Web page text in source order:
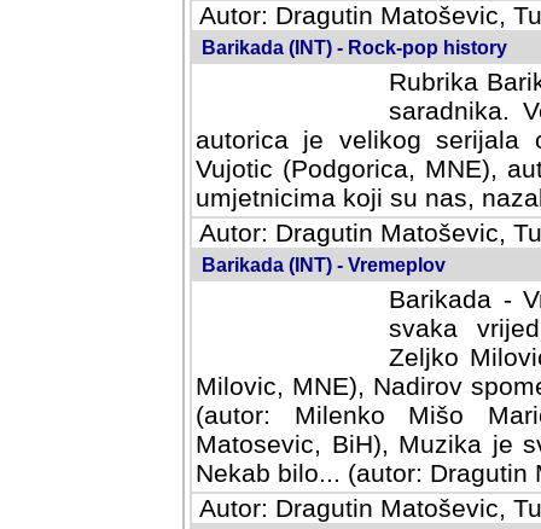
Autor: Dragutin Matoševic,
Barikada (INT) - Rock-pop history
Rubrika
saradnika.
autorica je velikog serijala
Vujotic (Podgorica, MNE),
umjetnicima koji su nas,
Autor: Dragutin Matoševic,
Barikada (INT) - Vremeplov
Barikada -
svaka
Milovic,
MNE), Nadirov spomenar
Milenko Mišo Maric, UK),
Muzika je svirala (autor:
(autor: Dragutin Matosevic,
Autor: Dragutin Matoševic,